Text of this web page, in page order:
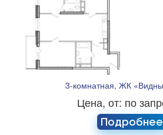
3-комнатная, ЖК
Цена, от: по
Подробнее